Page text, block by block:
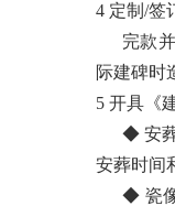
4 定制/签
完款并
际建碑时
5 开具《
◆ 安葬
安葬时间
◆ 瓷像/